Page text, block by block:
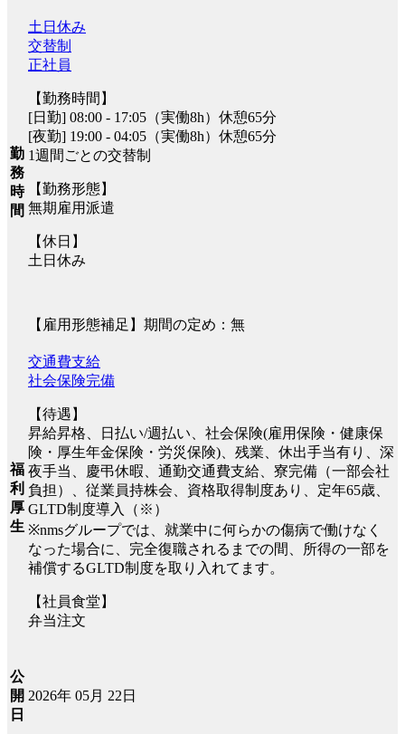
勤
務
時
間
土日休み
交替制
正社員
【勤務時間】
[日勤] 08:00 - 17:05（実働8h）休憩65分
[夜勤] 19:00 - 04:05（実働8h）休憩65分
1週間ごとの交替制
【勤務形態】
無期雇用派遣
【休日】
土日休み
【雇用形態補足】期間の定め：無
福
利
厚
生
交通費支給
社会保険完備
【待遇】
昇給昇格、日払い/週払い、社会保険(雇用保険・健康保
険・厚生年金保険・労災保険)、残業、休出手当有り、深
夜手当、慶弔休暇、通勤交通費支給、寮完備（一部会社
負担）、従業員持株会、資格取得制度あり、定年65歳、
GLTD制度導入（※）
※nmsグループでは、就業中に何らかの傷病で働けなく
なった場合に、完全復職されるまでの間、所得の一部を
補償するGLTD制度を取り入れてます。
【社員食堂】
弁当注文
公
開
日
2026年 05月 22日